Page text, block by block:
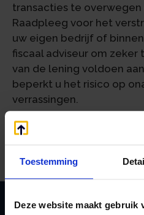
Toestemming
Deze website maakt gebruik
transacties te
Raadpleeg voor het
uw eigen bedrijf of
fiscaal adviseur om
van de lening voldoen
beperkt u het risico op
verrassingen.
Bron:Rechtbank Den Haag |